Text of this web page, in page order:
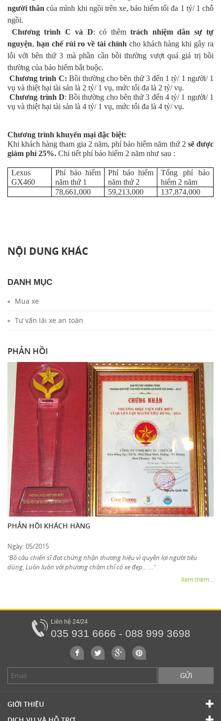
người thân của mình khi ngồi trên xe, bảo hiểm tối đa 1 tỷ/ 1 chỗ
ngồi.
Chương trình C và D: có thêmtrách nhiệm dân sự tự
nguyện, hạn chế rủi ro về tài chính cho khách hàng khi gây ra
lỗi với bên thứ 3 mà phần cần bồi thường vượt quá giá trị bồi
thường của bảo hiểm bắt buộc.
Chương trình C: Bồi thường cho bên thứ 3 đến 1 tỷ/ 1 người/ 1
vụ và thiệt hại tài sản là 2 tỷ/ 1 vụ, mức tối đa là 2 tỷ/ vụ.
Chương trình D: Bồi thường cho bên thứ 3 đến 4 tỷ/ 1 người/ 1
vụ và thiệt hại tài sản là 4 tỷ/ 1 vụ, mức tối đa là 4 tỷ/ vụ.
Chương trình khuyến mại đặc biệt:
Khi khách hàng tham gia 2 năm, phí bảo hiểm năm thứ 2 sẽ được
giảm phí 25%. Chi tiết phí bảo hiểm 2 năm như sau :
Lexus
GX460
Phí bảo hiểm
năm thứ 1
Phí bảo hiểm
năm thứ 2
Tổng phí bảo
hiểm 2 năm
78,661,000
59,213,000 137,874,000
NỘI DUNG KHÁC
DANH MỤC
Mua xe
Tư vấn lái xe an toàn
PHẢN HỒI
PHẢN HỒI KHÁCH HÀNG
Ngày: 05/2015
“Bồ câu chiến sĩ đạt chứng nhận thương hiệu vì quyền lợi người tiêu
dùng, Luôn luôn với phương châm chỉ có xe đẹp... …”
Xem thêm...
Liên hệ 24/24
035 931 6666 - 088 999 3698
GỬI
GIỚI THIỆU